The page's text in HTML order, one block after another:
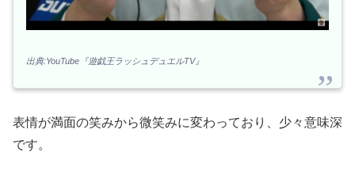
出典:YouTube『遊戯王ラッシュデュエルTV』
表情が満面の笑みから微笑みに変わっており、少々意味深
です。